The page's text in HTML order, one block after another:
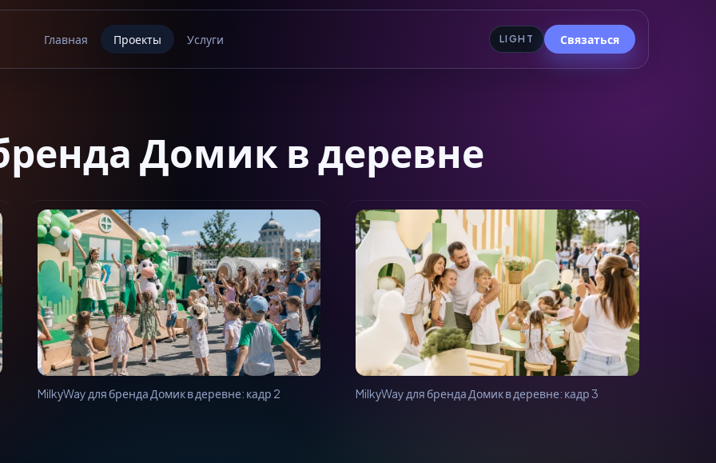
Главная Проекты Услуги LIGHT Связаться
Домик в деревне
MilkуWay для бренда Домик в деревне: кадр 2 MilkуWay для бренда Домик в деревне: кадр 3